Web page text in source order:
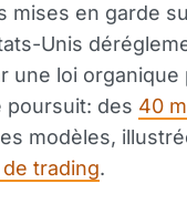
mises en garde
Unis
une loi
poursuit: des 40
modèles,
trading.